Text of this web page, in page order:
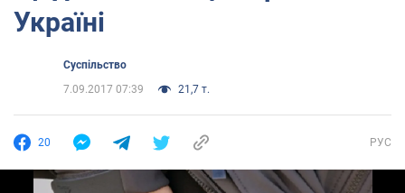
Україні
Суспільство
7.09.2017 07:39
21,7 т.
20 РУС